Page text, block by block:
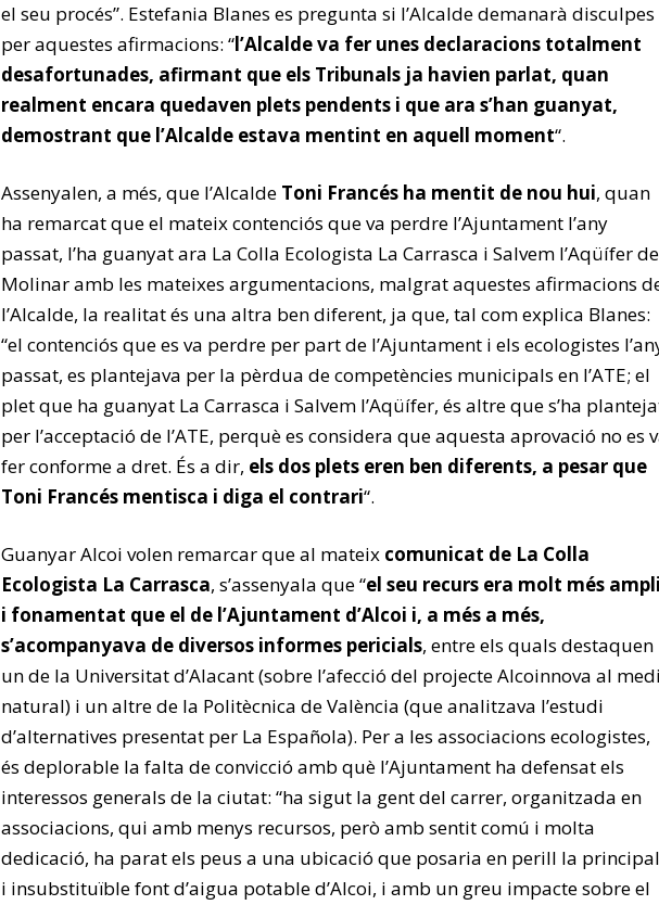
el seu procés”. Estefania Blanes es pregunta si l’Alcalde demanarà disculpes
per aquestes afirmacions: “l’Alcalde va fer unes declaracions totalment
desafortunades, afirmant que els Tribunals ja havien parlat, quan
realment encara quedaven plets pendents i que ara s’han guanyat,
demostrant que l’Alcalde estava mentint en aquell moment“.
Assenyalen, a més, que l’Alcalde Toni Francés ha mentit de nou hui, quan
ha remarcat que el mateix contenciós que va perdre l’Ajuntament l’any
passat, l’ha guanyat ara La Colla Ecologista La Carrasca i Salvem l’Aqüífer
Molinar amb les mateixes argumentacions, malgrat aquestes afirmacions
l’Alcalde, la realitat és una altra ben diferent, ja que, tal com explica Blanes:
“el contenciós que es va perdre per part de l’Ajuntament i els ecologistes
passat, es plantejava per la pèrdua de competències municipals en l’ATE; el
plet que ha guanyat La Carrasca i Salvem l’Aqüífer, és altre que s’ha
per l’acceptació de l’ATE, perquè es considera que aquesta aprovació no es
fer conforme a dret. És a dir, els dos plets eren ben diferents, a pesar que
Toni Francés mentisca i diga el contrari“.
Guanyar Alcoi volen remarcar que al mateix comunicat de La Colla
Ecologista La Carrasca, s’assenyala que “el seu recurs era molt més ampli
i fonamentat que el de l’Ajuntament d’Alcoi i, a més a més,
s’acompanyava de diversos informes pericials, entre els quals destaquen
un de la Universitat d’Alacant (sobre l’afecció del projecte Alcoinnova al medi
natural) i un altre de la Politècnica de València (que analitzava l’estudi
d’alternatives presentat per La Española). Per a les associacions ecologistes,
és deplorable la falta de convicció amb què l’Ajuntament ha defensat els
interessos generals de la ciutat: “ha sigut la gent del carrer, organitzada en
associacions, qui amb menys recursos, però amb sentit comú i molta
dedicació, ha parat els peus a una ubicació que posaria en perill la principal
i insubstituïble font d’aigua potable d’Alcoi, i amb un greu impacte sobre el